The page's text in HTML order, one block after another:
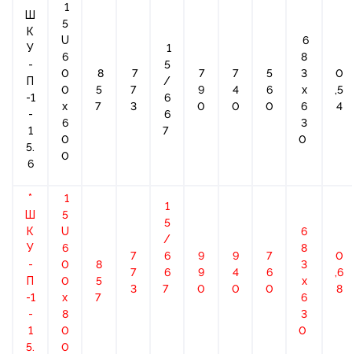
Ш
К
У
-
П
-1
-
1
5.
6
1
5
U
6
0
0
x
6
0
0
8
5
7
7
7
3
1
5
/
6
6
7
7
9
0
7
4
0
5
6
0
6
8
3
х
6
3
0
0
,5
4
*
Ш
К
У
-
П
-1
-
1
5.
1
5
U
6
0
0
x
8
0
0
8
5
7
7
7
3
1
5
/
6
6
7
9
9
0
9
4
0
7
6
0
6
8
3
х
6
3
0
0
,6
8